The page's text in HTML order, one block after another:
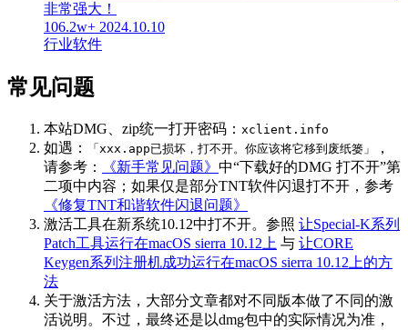
非常强大！
106.2w+ 2024.10.10
行业软件
常见问题
本站DMG、zip统一打开密码： xclient.info
如遇： 「xxx.app已损坏，打不开。你应该将它移到废纸篓」
，
请参考：
《新手常见问题》 中“下载好的DMG 打不开”第
二项中内容；如果仅是部分TNT软件闪退打不开，参考
《修复TNT和谐软件闪退问题》
激活工具在新系统10.12中打不开。参照 让Special-K系列
Patch工具运行在macOS sierra 10.12上 与 让CORE
Keygen系列注册机成功运行在macOS sierra 10.12上的方
法
关于激活方法，大部分文章都对不同版本做了不同的激
活说明。不过，最终还是以dmg包中的实际情况为准，